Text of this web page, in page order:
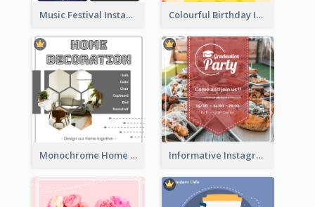
Music Festival Instagram Post In Dark Colour Tone Colourful Birthday Instagram Post With Photo
Monochrome Home Decoration Sample Instagram Post Informative Instagram Post Of Graduation Celebrating Party